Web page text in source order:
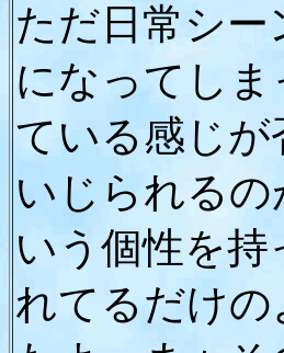
ただ日常シ
になってし
ている感じ
いじられる
いう個性を
れてるだけ